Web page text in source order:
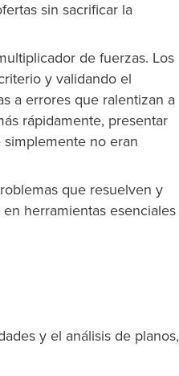
sin sacrificar la
de fuerzas. Los
y validando el
a errores que ralentizan a
rápidamente, presentar
no eran
que resuelven y
herramientas esenciales
y el análisis de planos,